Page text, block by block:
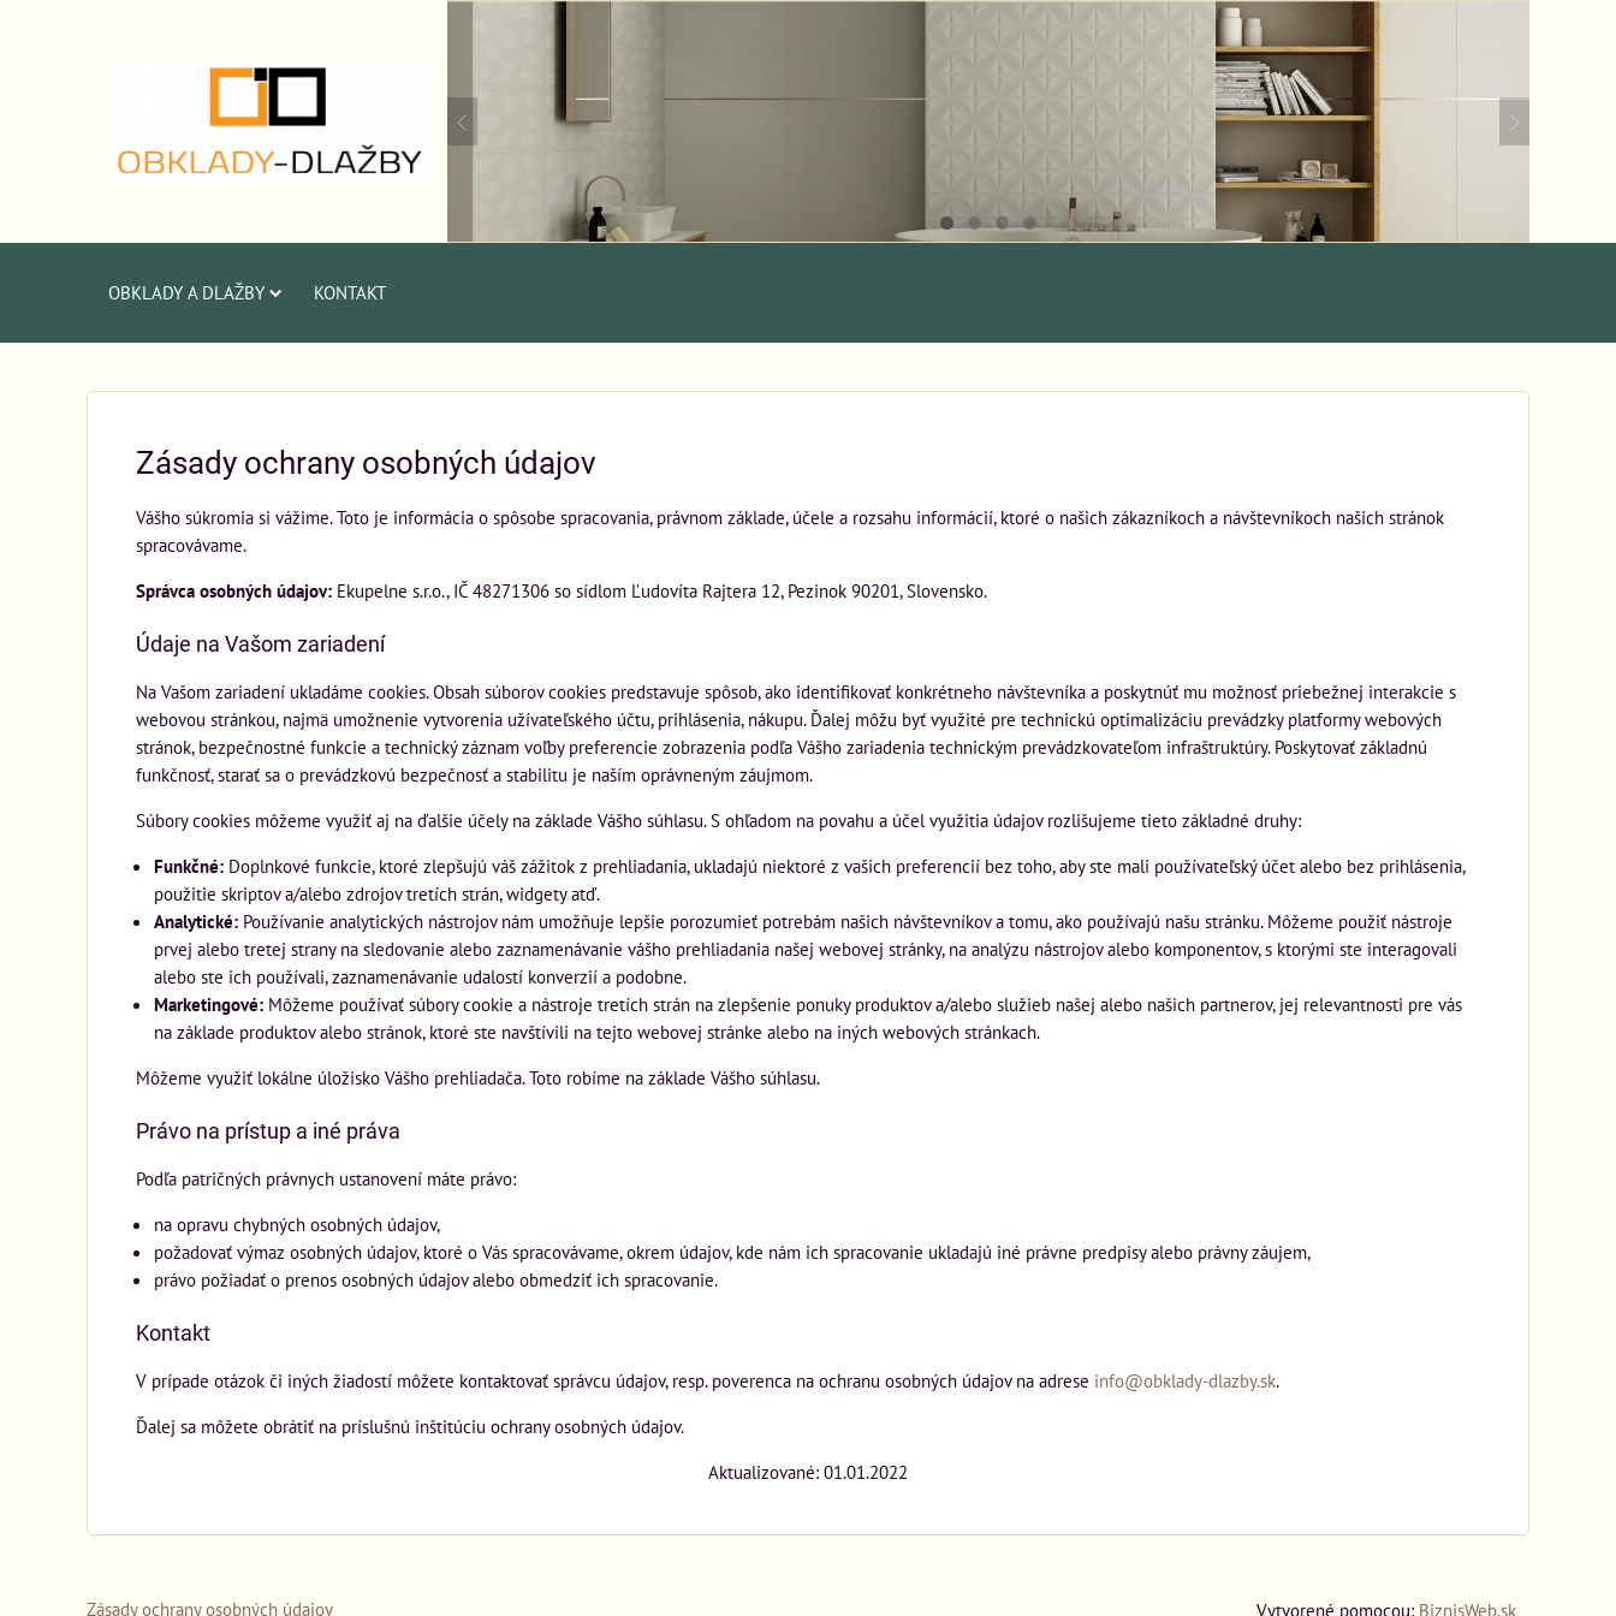
OBKLADY A DLAŽBY KONTAKT
Zásady ochrany osobných údajov
Vášho súkromia si vážime. Toto je informácia o spôsobe spracovania, právnom základe, účele a rozsahu informácií, ktoré o našich zákazníkoch a návštevníkoch našich stránok
spracovávame.
Správca osobných údajov: Ekupelne s.r.o., IČ 48271306 so sídlom Ľudovíta Rajtera 12, Pezinok 90201, Slovensko.
Údaje na Vašom zariadení
Na Vašom zariadení ukladáme cookies. Obsah súborov cookies predstavuje spôsob, ako identifikovať konkrétneho návštevníka a poskytnúť mu možnosť priebežnej interakcie s
webovou stránkou, najmä umožnenie vytvorenia užívateľského účtu, prihlásenia, nákupu. Ďalej môžu byť využité pre technickú optimalizáciu prevádzky platformy webových
stránok, bezpečnostné funkcie a technický záznam voľby preferencie zobrazenia podľa Vášho zariadenia technickým prevádzkovateľom infraštruktúry. Poskytovať základnú
funkčnosť, starať sa o prevádzkovú bezpečnosť a stabilitu je naším oprávneným záujmom.
Súbory cookies môžeme využiť aj na ďalšie účely na základe Vášho súhlasu. S ohľadom na povahu a účel využitia údajov rozlišujeme tieto základné druhy:
Funkčné: Doplnkové funkcie, ktoré zlepšujú váš zážitok z prehliadania, ukladajú niektoré z vašich preferencií bez toho, aby ste mali používateľský účet alebo bez prihlásenia,
použitie skriptov a/alebo zdrojov tretích strán, widgety atď.
Analytické: Používanie analytických nástrojov nám umožňuje lepšie porozumieť potrebám našich návštevníkov a tomu, ako používajú našu stránku. Môžeme použiť nástroje
prvej alebo tretej strany na sledovanie alebo zaznamenávanie vášho prehliadania našej webovej stránky, na analýzu nástrojov alebo komponentov, s ktorými ste interagovali
alebo ste ich používali, zaznamenávanie udalostí konverzií a podobne.
Marketingové: Môžeme používať súbory cookie a nástroje tretích strán na zlepšenie ponuky produktov a/alebo služieb našej alebo našich partnerov, jej relevantnosti pre vás
na základe produktov alebo stránok, ktoré ste navštívili na tejto webovej stránke alebo na iných webových stránkach.
Môžeme využiť lokálne úložisko Vášho prehliadača. Toto robíme na základe Vášho súhlasu.
Právo na prístup a iné práva
Podľa patričných právnych ustanovení máte právo:
na opravu chybných osobných údajov,
požadovať výmaz osobných údajov, ktoré o Vás spracovávame, okrem údajov, kde nám ich spracovanie ukladajú iné právne predpisy alebo právny záujem,
právo požiadať o prenos osobných údajov alebo obmedziť ich spracovanie.
Kontakt
V prípade otázok či iných žiadostí môžete kontaktovať správcu údajov, resp. poverenca na ochranu osobných údajov na adrese info@obklady-dlazby.sk.
Ďalej sa môžete obrátiť na príslušnú inštitúciu ochrany osobných údajov.
Aktualizované: 01.01.2022
Zásady ochrany osobných údajov Vytvorené pomocou: BiznisWeb.sk